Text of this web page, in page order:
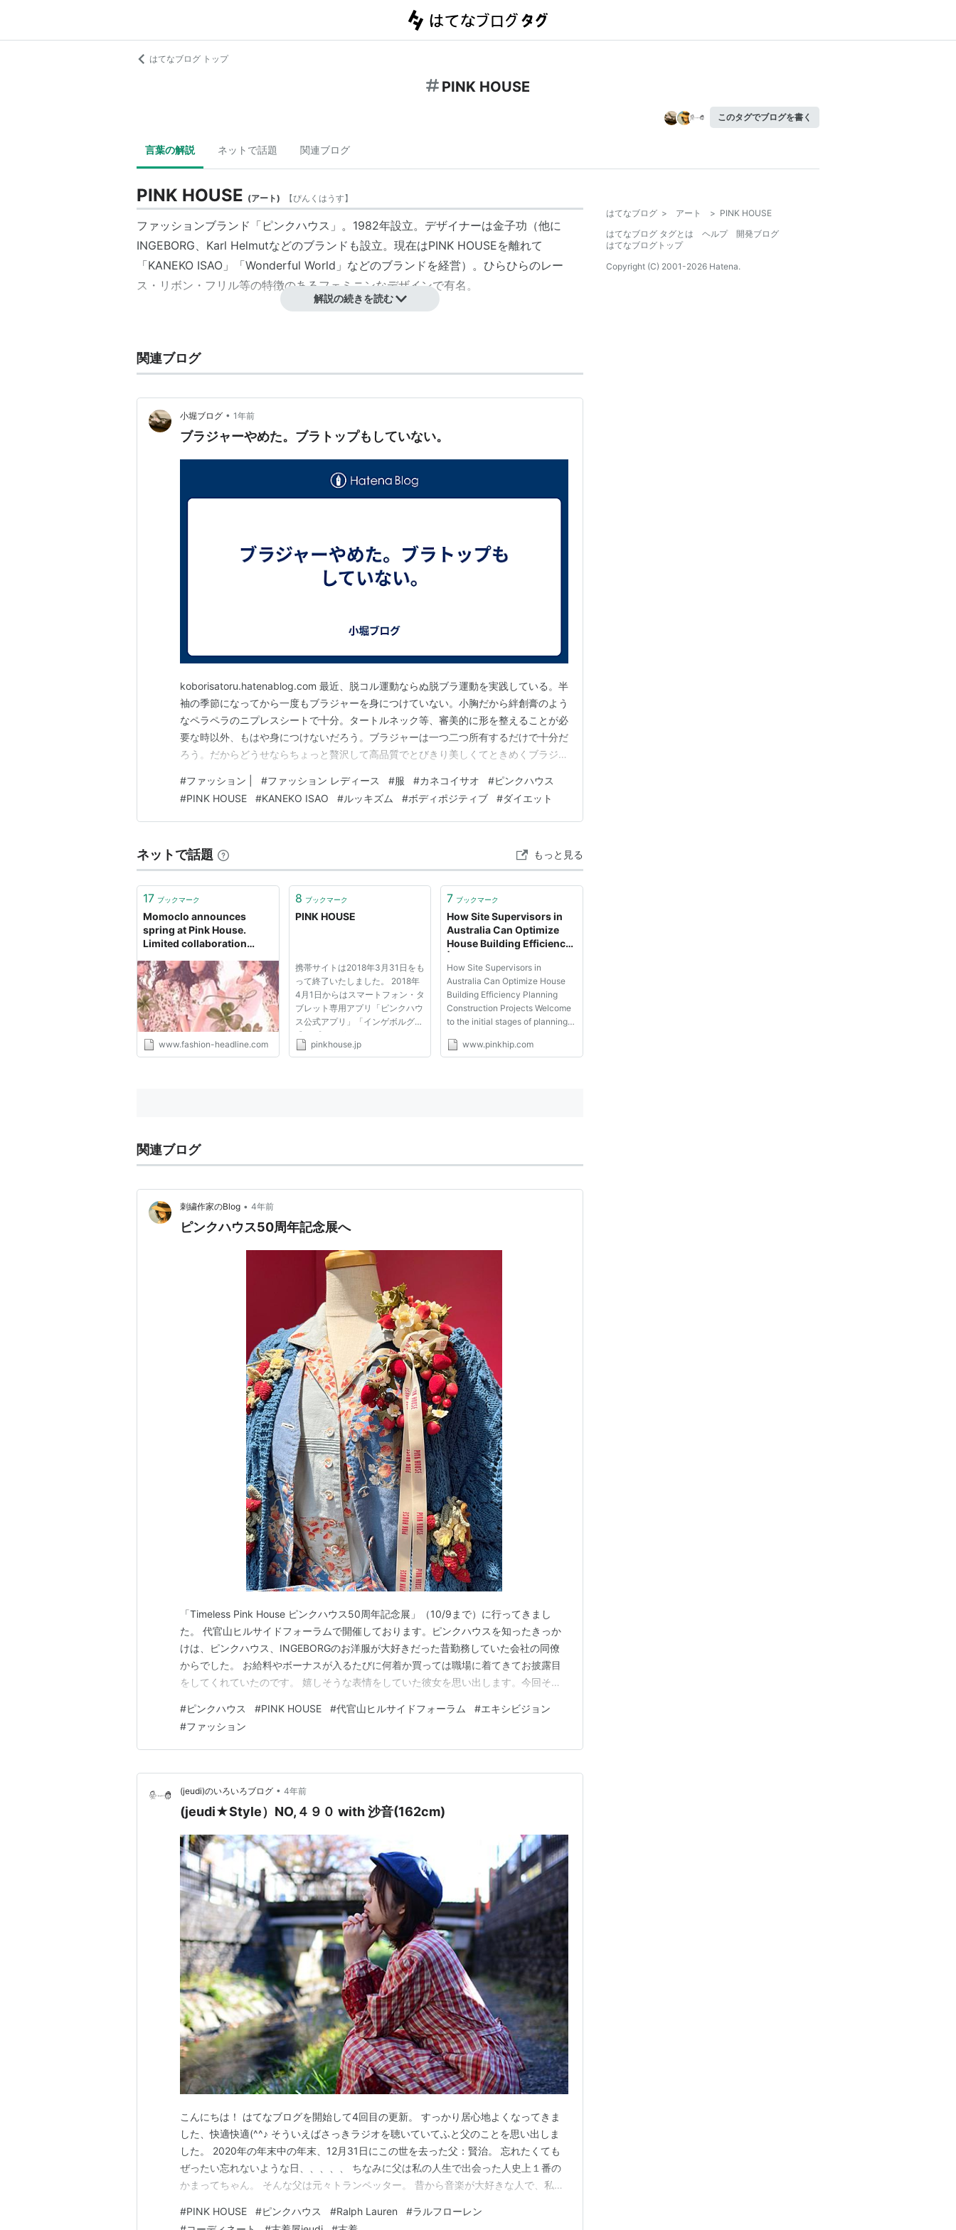
はてなブログ トップ
PINK HOUSE
このタグでブログを書く
言葉の解説 ネットで話題 関連ブログ
PINK HOUSE (アート) 【ぴんくはうす】
ファッションブランド「ピンクハウス」。1982年設立。デザイナーは金子功 （他に
INGEBORG、Karl Helmutなどのブランドも設立。現在はPINK HOUSEを離れて
「KANEKO ISAO」「Wonderful World」などのブランドを経営）。ひらひらのレー
ス・リボン・フリル等の特徴のあるフェミニンなデザインで有名。
解説の続きを読む
関連ブログ
小堀ブログ • 1年前
ブラジャーやめた。ブラトップもしていない。
koborisatoru.hatenablog.com 最近、脱コル運動ならぬ脱ブラ運動を実践している。半
袖の季節になってから一度もブラジャーを身につけていない。小胸だから絆創膏のよう
なペラペラのニプレスシートで十分。タートルネック等、審美的に形を整えることが必
要な時以外、もはや身につけないだろう。ブラジャーは一つ二つ所有するだけで十分だ
ろう。だからどうせならちょっと贅沢して高品質でとびきり美しくてときめくブラジャ
と、下着をしなければ胸が垂れるとする説と、意味がないとする説が両方あるし、そも
そも加齢に伴い身体が変化す…
#ファッション | #ファッション レディース #服 #カネコイサオ #ピンクハウス
#PINK HOUSE #KANEKO ISAO #ルッキズム #ボディポジティブ #ダイエット
ネットで話題 もっと見る
17 ブックマーク
Momoclo announces
spring at Pink House.
Limited collaboration
from February 18th |
FASHION | FASHION
HEADLINE
www.fashion-headline.com
8 ブックマーク
PINK HOUSE
携帯サイトは2018年3月31日をも
って終了いたしました。 2018年
4月1日からはスマートフォン・タ
ブレット専用アプリ「ピンクハウ
ス公式アプリ」「インゲボルグ公
式アプリ」がスタートしておりま
す。 アプリのインストールはこ
pinkhouse.jp
7 ブックマーク
How Site Supervisors in
Australia Can Optimize
House Building Efficiency
How Site Supervisors in
Australia Can Optimize House
Building Efficiency Planning
Construction Projects Welcome
to the initial stages of planning
essence lies in precision,
www.pinkhip.com
関連ブログ
刺繍作家のBlog • 4年前
ピンクハウス50周年記念展へ
「Timeless Pink House ピンクハウス50周年記念展」（10/9まで）に行ってきまし
た。 代官山ヒルサイドフォーラムで開催しております。ピンクハウスを知ったきっか
けは、ピンクハウス、INGEBORGのお洋服が大好きだった昔勤務していた会社の同僚
からでした。 お給料やボーナスが入るたびに何着か買っては職場に着てきてお披露目
をしてくれていたのです。 嬉しそうな表情をしていた彼女を思い出します。今回その
たくて鑑賞したくて行ってみました。お洋服のコーデ、色と柄の合わせ方に魅了されま
した。 「かわいい×かわいい…
#ピンクハウス #PINK HOUSE #代官山ヒルサイドフォーラム #エキシビジョン
#ファッション
(jeudi)のいろいろブログ • 4年前
(jeudi★Style）NO,４９０ with 沙音(162cm)
こんにちは！ はてなブログを開始して4回目の更新。 すっかり居心地よくなってきま
した、快適快適(^^♪ そういえばさっきラジオを聴いていてふと父のことを思い出しま
した。 2020年の年末中の年末、12月31日にこの世を去った父：賢治。 忘れたくても
ぜったい忘れないような日、、、、、 ちなみに父は私の人生で出会った人史上１番の
かまってちゃん。 そんな父は元々トランペッター。 昔から音楽が大好きな人で、私も
いろ再生して楽しんでおりました。 流行りの曲はあまり好まないので晩年は自然とラ
#PINK HOUSE #ピンクハウス #Ralph Lauren #ラルフローレン
はてなブログ > アート > PINK HOUSE
はてなブログ タグとは
ヘルプ
開発ブログ
はてなブログトップ
Copyright (C) 2001-2026 Hatena.